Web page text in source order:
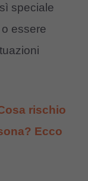
speciale
essere
rischio
Ecco